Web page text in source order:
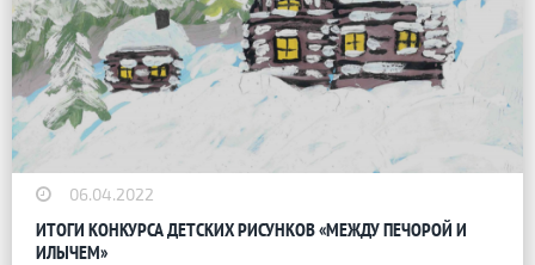
06.04.2022
ИТОГИ КОНКУРСА ДЕТСКИХ РИСУНКОВ «МЕЖДУ ПЕЧОРОЙ И
ИЛЫЧЕМ»